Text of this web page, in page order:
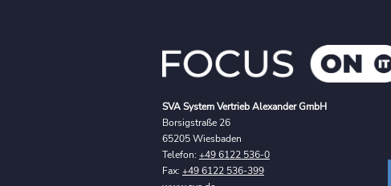
SVA System Vertrieb Alexander GmbH
Borsigstraße 26
65205 Wiesbaden
Telefon: +49 6122 536-0
Fax: +49 6122 536-399